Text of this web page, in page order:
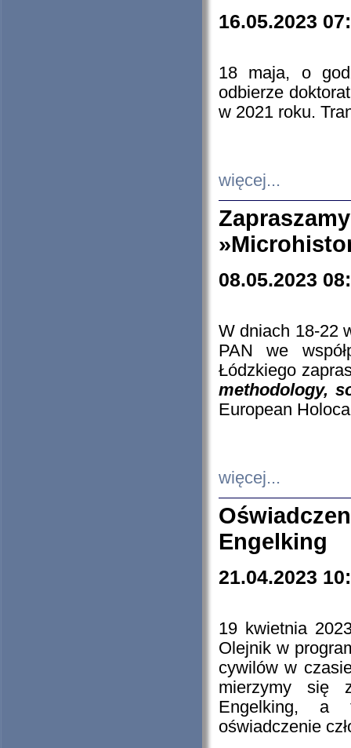
16.05.2023
18 maja, o
odbierze
w 2021 roku.
więcej...
08.05.2023
W dniach 18-22
PAN we
Łódzkiego
methodology,
European
więcej...
Engelking
21.04.2023
19 kwietnia
Olejnik w
cywilów w
mierzymy się
Engelking, a
oświadczenie